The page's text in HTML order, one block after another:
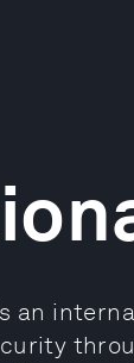
an